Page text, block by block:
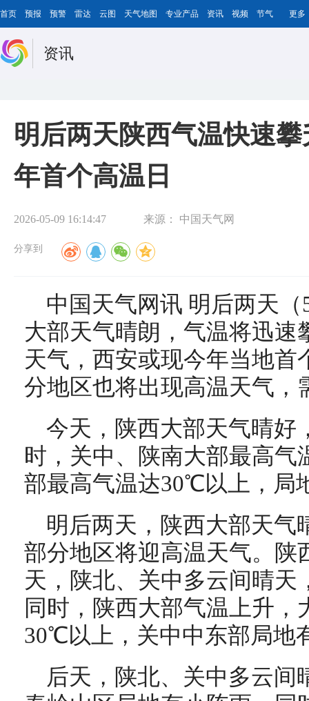
首页 预报 预警 雷达 云图 天气地图 专业产品 资讯 视频 节气 更多
资讯
明后两天陕西气温快速
年首个高温日
2026-05-09 16:14:47 来源： 中国天气网
分享到
中国天气网讯 明后两天
大部天气晴朗，气温将迅速
天气，西安或现今年当地首
分地区也将出现高温天气，
今天，陕西大部天气晴好
时，关中、陕南大部最高
部最高气温达30℃以上，局
明后两天，陕西大部天气
部分地区将迎高温天气。陕
天，陕北、关中多云间晴天
同时，陕西大部气温上升
30℃以上，关中中东部局地
后天，陕北、关中多云间